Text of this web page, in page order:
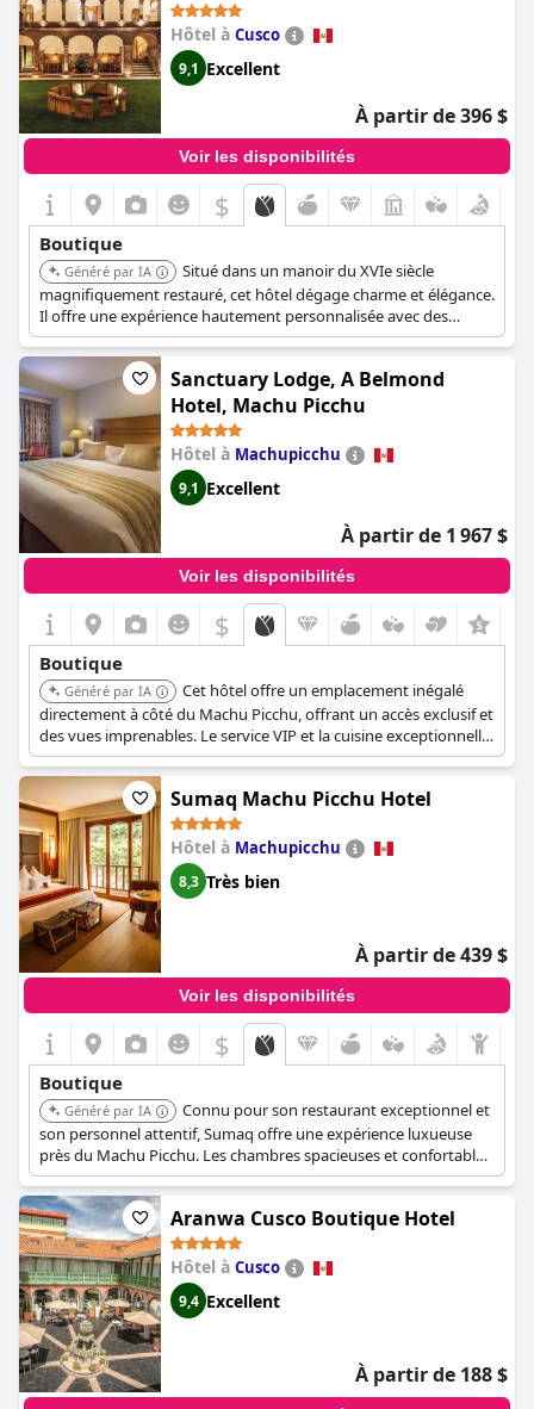
Hôtel à Cusco
9,1 Excellent
À partir de 396 $
Voir les disponibilités
$
Boutique
Généré par IA
Situé dans un manoir du XVIe siècle
magnifiquement restauré, cet hôtel dégage charme et élégance.
Il offre une expérience hautement personnalisée avec des
chambres uniques et une attention exceptionnelle aux détails. Il
est situé au cœur de Cusco.
Sanctuary Lodge, A Belmond
Hotel, Machu Picchu
Hôtel à Machupicchu
9,1 Excellent
À partir de 1 967 $
Voir les disponibilités
$
Boutique
Généré par IA
Cet hôtel offre un emplacement inégalé
directement à côté du Machu Picchu, offrant un accès exclusif et
des vues imprenables. Le service VIP et la cuisine exceptionnelle
améliorent l'expérience unique.
Sumaq Machu Picchu Hotel
Hôtel à Machupicchu
8,3 Très bien
À partir de 439 $
Voir les disponibilités
$
Boutique
Généré par IA
Connu pour son restaurant exceptionnel et
son personnel attentif, Sumaq offre une expérience luxueuse
près du Machu Picchu. Les chambres spacieuses et confortables,
combinées à un superbe petit-déjeuner, garantissent un séjour
mémorable.
Aranwa Cusco Boutique Hotel
Hôtel à Cusco
9,4 Excellent
À partir de 188 $